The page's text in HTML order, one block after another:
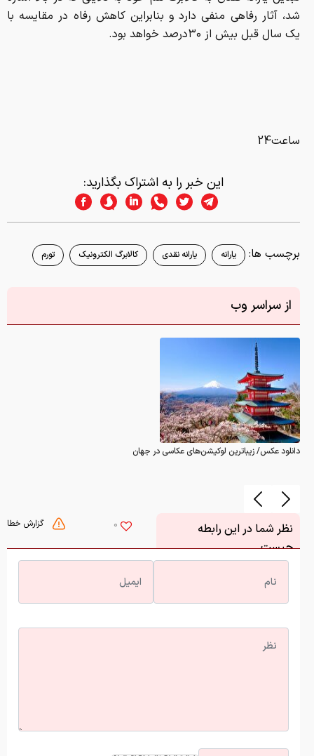
شد، آثار رفاهی منفی دارد و بنابراین کاهش رفاه در مقایسه با
یک سال قبل بیش از ۳۰درصد خواهد بود.
ساعت24
این خبر را به اشتراک بگذارید:
برچسب ها: یارانه یارانه نقدی کالابرگ الکترونیک تورم
از سراسر وب
دانلود عکس/ زیباترین لوکیشن‌های عکاسی در جهان
گزارش خطا 0
نظر شما در این رابطه
چیست